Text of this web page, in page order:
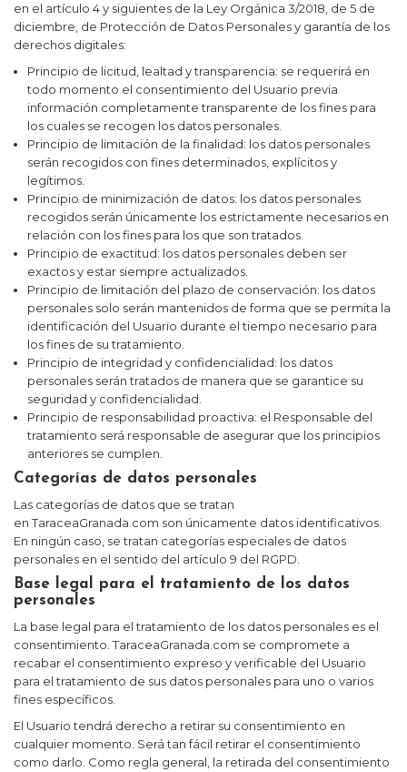
en el artículo 4 y siguientes de la Ley Orgánica 3/2018, de 5 de
diciembre, de Protección de Datos Personales y garantía de los
derechos digitales:
Principio de licitud, lealtad y transparencia: se requerirá en
todo momento el consentimiento del Usuario previa
información completamente transparente de los fines para
los cuales se recogen los datos personales.
Principio de limitación de la finalidad: los datos personales
serán recogidos con fines determinados, explícitos y
legítimos.
Principio de minimización de datos: los datos personales
recogidos serán únicamente los estrictamente necesarios en
relación con los fines para los que son tratados.
Principio de exactitud: los datos personales deben ser
exactos y estar siempre actualizados.
Principio de limitación del plazo de conservación: los datos
personales solo serán mantenidos de forma que se permita la
identificación del Usuario durante el tiempo necesario para
los fines de su tratamiento.
Principio de integridad y confidencialidad: los datos
personales serán tratados de manera que se garantice su
seguridad y confidencialidad.
Principio de responsabilidad proactiva: el Responsable del
tratamiento será responsable de asegurar que los principios
anteriores se cumplen.
Categorías de datos personales
Las categorías de datos que se tratan
enTaraceaGranada.com son únicamente datos identificativos.
En ningún caso, se tratan categorías especiales de datos
personales en el sentido del artículo 9 del RGPD.
Base legal para el tratamiento de los datos
personales
La base legal para el tratamiento de los datos personales es el
consentimiento.TaraceaGranada.com se compromete a
recabar el consentimiento expreso y verificable del Usuario
para el tratamiento de sus datos personales para uno o varios
fines específicos.
El Usuario tendrá derecho a retirar su consentimiento en
cualquier momento. Será tan fácil retirar el consentimiento
como darlo. Como regla general, la retirada del consentimiento